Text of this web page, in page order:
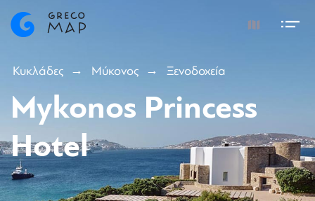
Κυκλάδες Μύκονος Ξενοδοχεία
Mykonos Princess
Hotel